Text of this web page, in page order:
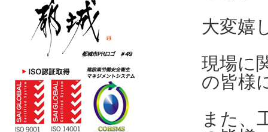
大変嬉
現場に
の皆様
また、